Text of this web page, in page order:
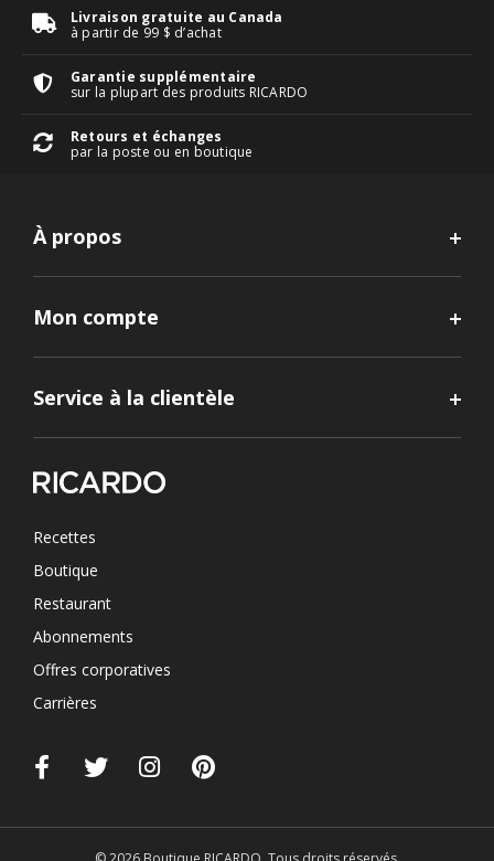
Livraison gratuite au Canada
à partir de 99 $ d’achat
Garantie supplémentaire
sur la plupart des produits RICARDO
Retours et échanges
par la poste ou en boutique
À propos
Mon compte
Service à la clientèle
Recettes
Boutique
Restaurant
Abonnements
Offres corporatives
Carrières